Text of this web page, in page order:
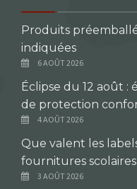
Produits
indiquées
6 AOÛT 2026
Éclipse du 12 août
de protection
4 AOÛT 2026
Que valent les
fournitures scolaires
3 AOÛT 2026